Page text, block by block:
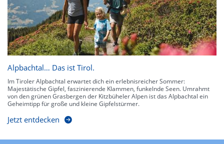
Alpbachtal… Das ist Tirol.
Im Tiroler Alpbachtal erwartet dich ein erlebnisreicher Sommer:
Majestätische Gipfel, faszinierende Klammen, funkelnde Seen. Umrahmt
von den grünen Grasbergen der Kitzbüheler Alpen ist das Alpbachtal ein
Geheimtipp für große und kleine Gipfelstürmer.
Jetzt entdecken